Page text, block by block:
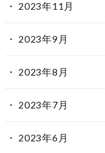
2023年11月
2023年9月
2023年8月
2023年7月
2023年6月